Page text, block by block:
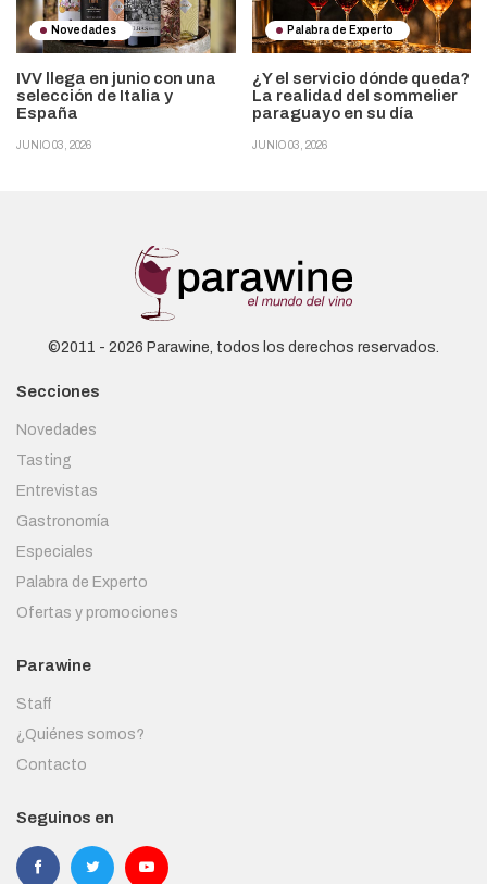
Novedades
IVV llega en junio con una
selección de Italia y
España
JUNIO 03, 2026
Palabra de Experto
¿Y el servicio dónde queda?
La realidad del sommelier
paraguayo en su día
JUNIO 03, 2026
©2011 - 2026 Parawine, todos los derechos reservados.
Secciones
Novedades
Tasting
Entrevistas
Gastronomía
Especiales
Palabra de Experto
Ofertas y promociones
Parawine
Staff
¿Quiénes somos?
Contacto
Seguinos en